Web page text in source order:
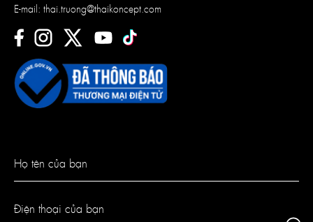
E-mail: thai.truong@thaikoncept.com